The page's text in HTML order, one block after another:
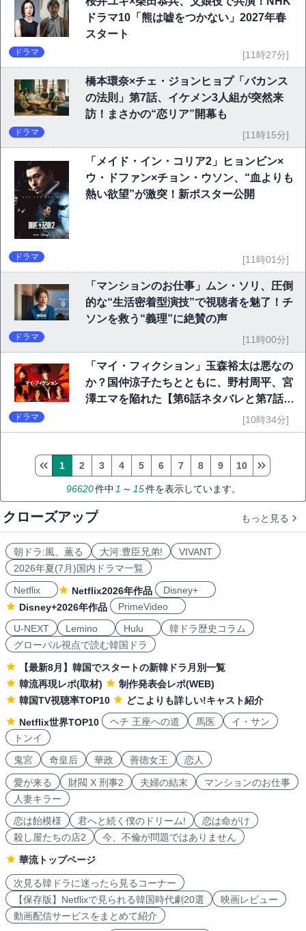
ドラマ10「熊は嘘をつかない」2027年春
スタート
ドラマ [11時27分]
橋本環奈×チェ・ジョンヒョプ「バカンス
の法則」第7話、イケメン3人組が突然来
訪！まさかの“恋リア”開幕も
ドラマ [11時15分]
「メイド・イン・コリア2」ヒョンビン×
ウ・ドファン×チョン・ウソン、“血よりも
熱い欲望”が激突！新ポスター公開
ドラマ [11時01分]
「マンションのお仕事」ムン・ソリ、圧倒
的な“生活密着型演技”で視聴者を魅了！チ
ソンを救う“義理”に絶賛の声
ドラマ [11時00分]
「マイ・フィクション」玉森裕太は悪なの
か？国仲涼子たちとともに、野村周平、宮
澤エマを陥れた【第6話ネタバレと第7話予
ドラマ [10時34分]
96620件中 1 ～ 15件を表示しています。
1 2 3 4 5 6 7 8 9 10
クローズアップ もっと見る
朝ドラ:風、薫る 大河:豊臣兄弟!
VIVANT
2026年夏(7月)国内ドラマ一覧
Netflix
Netflix2026年作品
Disney+
Disney+2026年作品
PrimeVideo
U-NEXT
Lemino Hulu
韓ドラ歴史コラム
グローバル視点で読む韓国ドラ
【最新8月】韓国でスタートの新韓ドラ月別一覧
韓流再現レポ(取材)
制作発表会レポ(WEB)
韓国TV視聴率TOP10
どこよりも詳しい!キャスト紹介
Netflix世界TOP10
ヘチ 王座への道 馬医
イ・サン
トンイ
鬼宮
奇皇后 華政 善徳女王 恋人
愛が来る 財閥 X 刑事2 夫婦の結末
マンションのお仕事
人妻キラー
恋は飴模様
君へと続く僕のドリーム!
恋は命がけ
殺し屋たちの店2
今、不倫が問題ではありません
華流トップページ
次見る韓ドラに迷ったら見るコーナー
【保存版】Netflixで見られる韓国時代劇20選
映画レビュー
動画配信サービスをまとめて紹介